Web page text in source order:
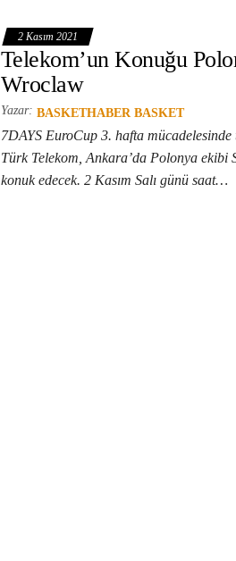
2 Kasım 2021
Telekom’un Konuğu
Wroclaw
Yazar: BASKETHABER BASKET
7DAYS EuroCup 3. hafta mücadelesinde
Türk Telekom, Ankara’da Polonya ekibi
konuk edecek. 2 Kasım Salı günü saat…